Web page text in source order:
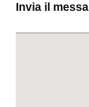
Invia il